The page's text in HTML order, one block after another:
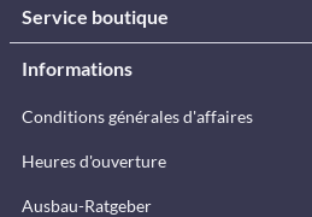
Service boutique
Informations
Conditions générales d'affaires
Heures d'ouverture
Ausbau-Ratgeber